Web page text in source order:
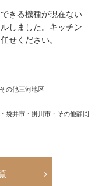
きる機種が現在ない
しました。キッチン
せください。
の他三河地区
袋井市・掛川市・その他静岡